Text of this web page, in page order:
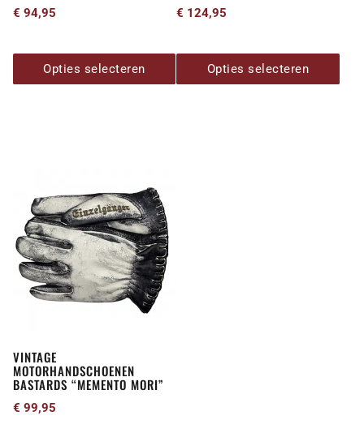
€ 94,95
Opties selecteren
productpagina
€ 124,95
Opties selecteren
productpagina
VINTAGE
MOTORHANDSCHOENEN
BASTARDS “MEMENTO MORI”
€ 99,95
product
heeft
meerdere
variaties.
Deze
optie
worden
op
de